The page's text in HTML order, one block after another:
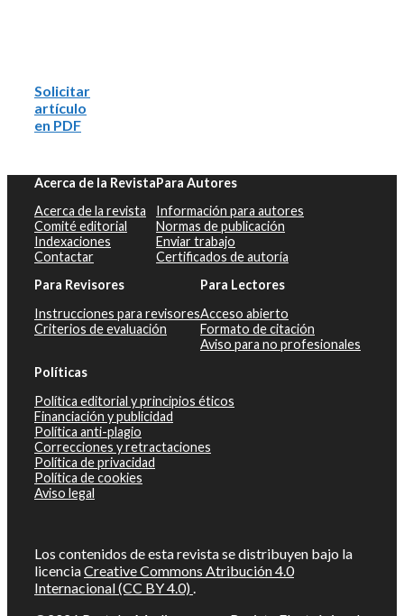
Solicitar
artículo
en PDF
Acerca de la Revista
Acerca de la revista
Comité editorial
Indexaciones
Contactar
Para Autores
Información para autores
Normas de publicación
Enviar trabajo
Certificados de autoría
Para Revisores
Instrucciones para revisores
Criterios de evaluación
Para Lectores
Acceso abierto
Formato de citación
Aviso para no profesionales
Políticas
Política editorial y principios éticos
Financiación y publicidad
Política anti-plagio
Correcciones y retractaciones
Política de privacidad
Política de cookies
Aviso legal
Los contenidos de esta revista se distribuyen bajo la
licenciaCreative Commons Atribución 4.0
Internacional (CC BY 4.0) .